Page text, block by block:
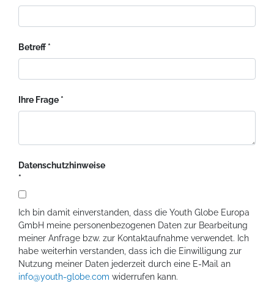
Betreff
Ihre Frage
Datenschutzhinweise
Ich bin damit einverstanden, dass die Youth Globe Europa
GmbH meine personenbezogenen Daten zur Bearbeitung
meiner Anfrage bzw. zur Kontaktaufnahme verwendet. Ich
habe weiterhin verstanden, dass ich die Einwilligung zur
Nutzung meiner Daten jederzeit durch eine E-Mail an
info@youth-globe.com widerrufen kann.